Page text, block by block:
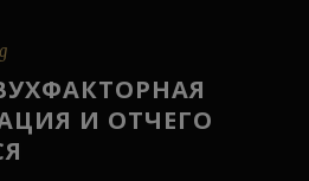
И ОТЧЕГО